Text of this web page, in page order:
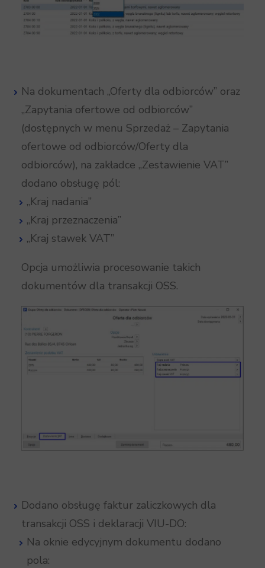
Na dokumentach „Oferty dla odbiorców” oraz
„Zapytania ofertowe od odbiorców”
(dostępnych w menu Sprzedaż – Zapytania
ofertowe od odbiorców/Oferty dla
odbiorców), na zakładce „Zestawienie VAT”
dodano obsługę pól:
„Kraj nadania”
„Kraj przeznaczenia”
„Kraj stawek VAT”
Opcja umożliwia procesowanie takich
dokumentów dla transakcji OSS.
Dodano obsługę faktur zaliczkowych dla
transakcji OSS i deklaracji VIU-DO:
Na oknie edycyjnym dokumentu dodano
pola: